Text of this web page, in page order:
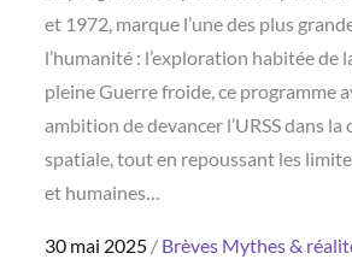
et 1972, marque l’une des plus
l’humanité : l’exploration habitée de
pleine Guerre froide, ce programme
ambition de devancer l’URSS dans la
spatiale, tout en repoussant les
et humaines…
Posted
30 mai 2025 Brèves Mythes &